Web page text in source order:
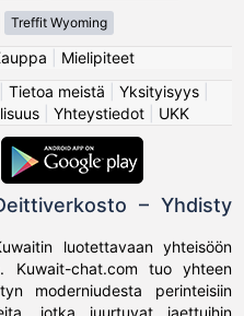
Treffit Wyoming
Mielipiteet
Tietoa meistä Yksityisyys|
Yhteystiedot UKK
– Yhdisty
luotettavaan yhteisöön
Kuwait-chat.com tuo yhteen
moderniudesta perinteisiin
jotka juurtuvat jaettuihin